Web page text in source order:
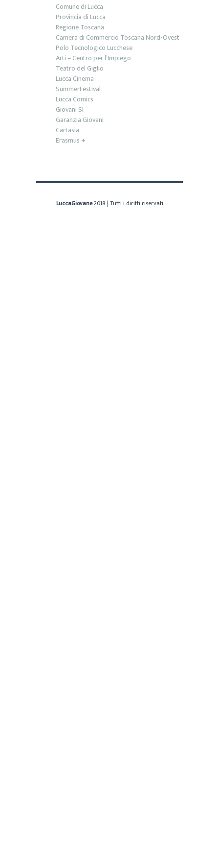
Comune di Lucca
Provincia di Lucca
Regione Toscana
Camera di Commercio Toscana Nord-Ovest
Polo Tecnologico Lucchese
Arti – Centro per l’Impiego
Teatro del Giglio
Lucca Cinema
SummerFestival
Lucca Comics
Giovani Sì
Garanzia Giovani
Cartasia
Erasmus +
LuccaGiovane2018 | Tutti i diritti riservati